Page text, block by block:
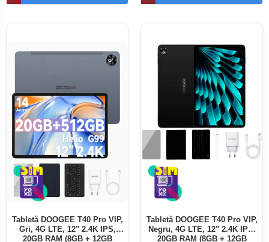
Tabletă DOOGEE T40 Pro VIP,
Gri, 4G LTE, 12" 2.4K IPS,
20GB RAM (8GB + 12GB
Tabletă DOOGEE T40 Pro VIP,
Negru, 4G LTE, 12" 2.4K IPS,
20GB RAM (8GB + 12GB